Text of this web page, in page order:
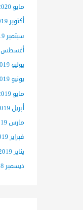
مايو 2020
أكتوبر 2019
سبتمبر 2019
أغسطس 2019
يوليو 2019
يونيو 2019
مايو 2019
أبريل 2019
مارس 2019
فبراير 2019
يناير 2019
ديسمبر 2018